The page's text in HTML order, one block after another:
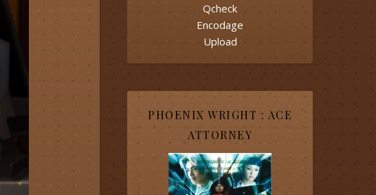
Qcheck
Encodage
Upload
PHOENIX WRIGHT : ACE
ATTORNEY